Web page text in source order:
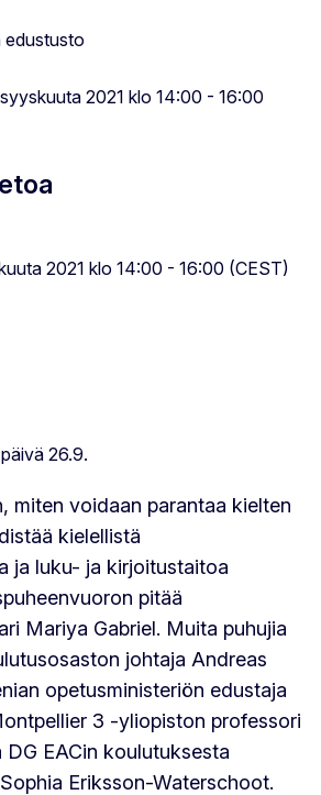
edustusto
2021 klo 14:00 - 16:00
2021 klo 14:00 - 16:00 (CEST)
miten voidaan parantaa kielten
kielellistä
ja luku- ja kirjoitustaitoa
pitää
Mariya Gabriel. Muita puhujia
johtaja Andreas
opetusministeriön edustaja
3 -yliopiston professori
DG EACin koulutuksesta
Eriksson-Waterschoot.